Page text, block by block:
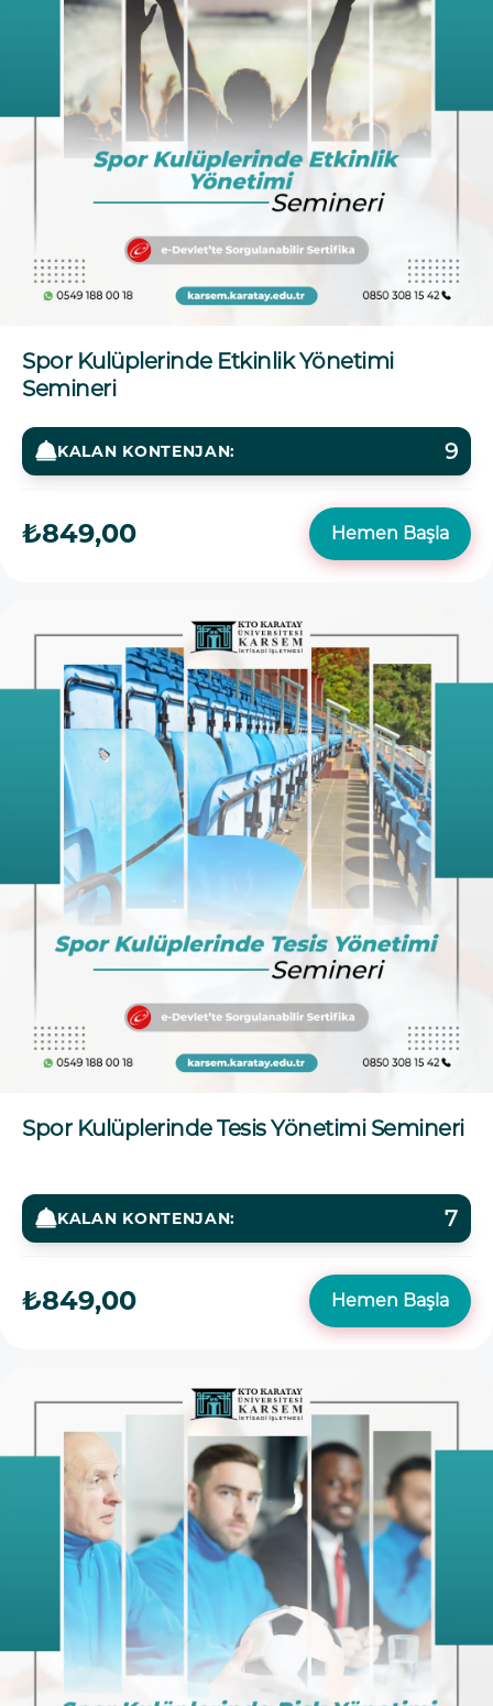
Spor Kulüplerinde Etkinlik Yönetimi
Semineri
KALAN KONTENJAN: 9
₺849,00 Hemen Başla
Spor Kulüplerinde Tesis Yönetimi Semineri
KALAN KONTENJAN: 7
₺849,00 Hemen Başla